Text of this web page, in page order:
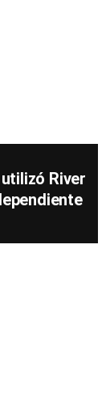
River